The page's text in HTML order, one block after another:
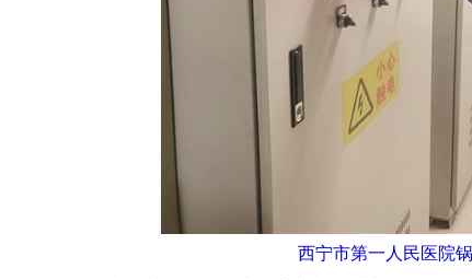
西宁市第一人民医院